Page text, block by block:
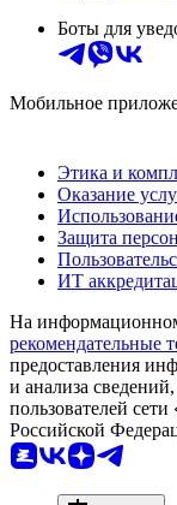
Боты для
Мобильное
Этика и
Оказание
Защита
ИТ
На
рекомендательные
предоставления
и анализа
пользователей
Российской